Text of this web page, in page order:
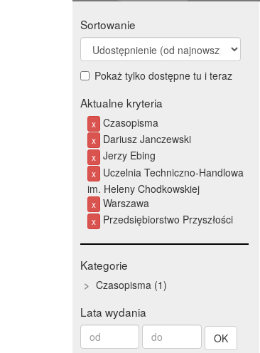
Sortowanie
Pokaż tylko dostępne tu i teraz
Aktualne kryteria
x Czasopisma
x Dariusz Janczewski
x Jerzy Ebing
x
Uczelnia Techniczno-Handlowa
im. Heleny Chodkowskiej
x Warszawa
x Przedsiębiorstwo Przyszłości
Kategorie
Czasopisma 1
Lata wydania
Od
roku
Do
roku